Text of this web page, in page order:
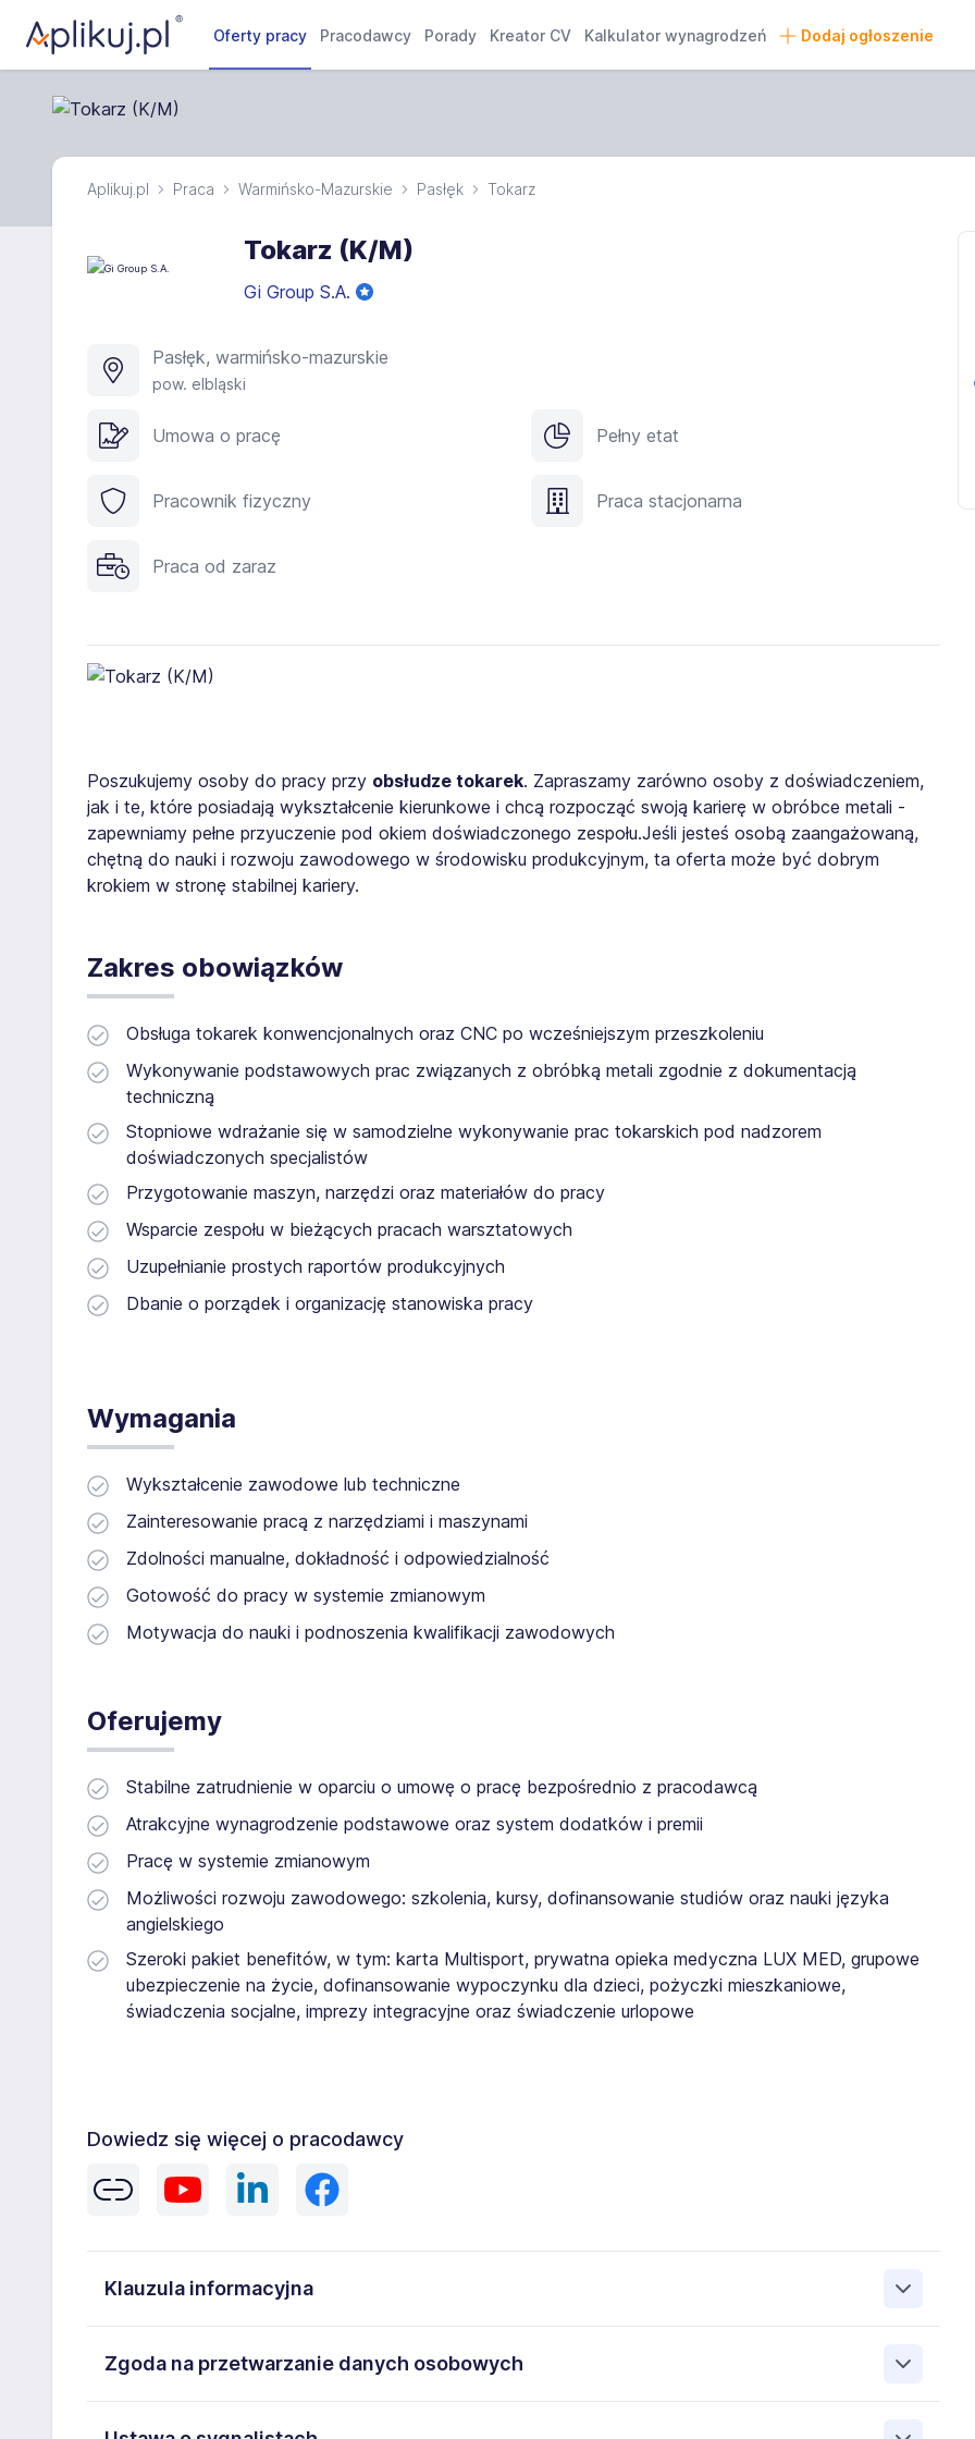
Oferty pracy Pracodawcy Porady Kreator CV Kalkulator wynagrodzeń Dodaj ogłoszenie
Aplikuj.pl Praca Warmińsko-Mazurskie Pasłęk Tokarz
Tokarz (K/M)
Gi Group S.A.
Pasłęk, warmińsko-mazurskie
pow. elbląski
Umowa o pracę Pełny etat
Pracownik fizyczny Praca stacjonarna
Praca od zaraz
Poszukujemy osoby do pracy przy obsłudze tokarek. Zapraszamy zarówno osoby z doświadczeniem,
jak i te, które posiadają wykształcenie kierunkowe i chcą rozpocząć swoją karierę w obróbce metali -
zapewniamy pełne przyuczenie pod okiem doświadczonego zespołu.Jeśli jesteś osobą zaangażowaną,
chętną do nauki i rozwoju zawodowego w środowisku produkcyjnym, ta oferta może być dobrym
krokiem w stronę stabilnej kariery.
Zakres obowiązków
Obsługa tokarek konwencjonalnych oraz CNC po wcześniejszym przeszkoleniu
Wykonywanie podstawowych prac związanych z obróbką metali zgodnie z dokumentacją
techniczną
Stopniowe wdrażanie się w samodzielne wykonywanie prac tokarskich pod nadzorem
doświadczonych specjalistów
Przygotowanie maszyn, narzędzi oraz materiałów do pracy
Wsparcie zespołu w bieżących pracach warsztatowych
Uzupełnianie prostych raportów produkcyjnych
Dbanie o porządek i organizację stanowiska pracy
Wymagania
Wykształcenie zawodowe lub techniczne
Zainteresowanie pracą z narzędziami i maszynami
Zdolności manualne, dokładność i odpowiedzialność
Gotowość do pracy w systemie zmianowym
Motywacja do nauki i podnoszenia kwalifikacji zawodowych
Oferujemy
Stabilne zatrudnienie w oparciu o umowę o pracę bezpośrednio z pracodawcą
Atrakcyjne wynagrodzenie podstawowe oraz system dodatków i premii
Pracę w systemie zmianowym
Możliwości rozwoju zawodowego: szkolenia, kursy, dofinansowanie studiów oraz nauki języka
angielskiego
Szeroki pakiet benefitów, w tym: karta Multisport, prywatna opieka medyczna LUX MED, grupowe
ubezpieczenie na życie, dofinansowanie wypoczynku dla dzieci, pożyczki mieszkaniowe,
świadczenia socjalne, imprezy integracyjne oraz świadczenie urlopowe
Dowiedz się więcej o pracodawcy
Klauzula informacyjna
że każdy kandydat przed rozpoczęciem pracy na oferowanym stanowisku otrzyma pełną informację o
Zgoda na przetwarzanie danych osobowych